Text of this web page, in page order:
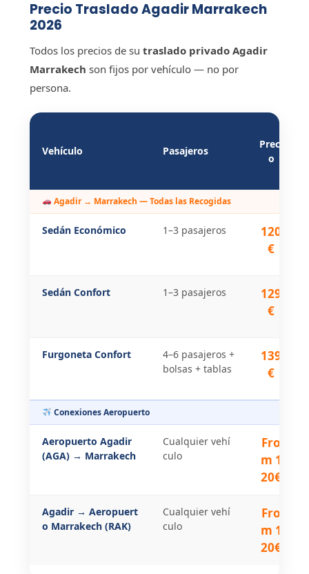
Precio Traslado Agadir Marrakech
2026
Todos los precios de su traslado privado Agadir
Marrakech son fijos por vehículo — no por
persona.
Vehículo Pasajeros
Preci
o
Agadir → Marrakech — Todas las Recogidas
Sedán Económico 1–3 pasajeros
120
€
Sedán Confort 1–3 pasajeros
129
€
Furgoneta Confort
4–6 pasajeros +
bolsas + tablas
139
€
Conexiones Aeropuerto
Aeropuerto Agadir
(AGA) → Marrakech
Cualquier vehí
culo
Fro
m 1
20€
Agadir → Aeropuert
o Marrakech (RAK)
Cualquier vehí
culo
Fro
m 1
20€